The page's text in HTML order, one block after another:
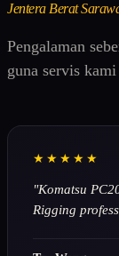
Jentera Berat
Pengalaman
guna servis
★★★★★
"Komatsu
Rigging